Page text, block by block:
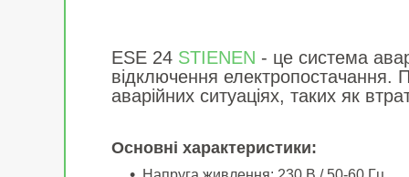
ESE 24 STIENEN - це система
відключення електропостачання.
аварійних ситуаціях, таких як
Основні характеристики: